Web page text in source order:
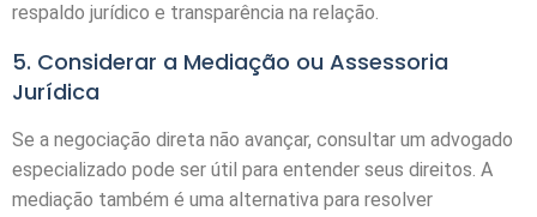
respaldo jurídico e transparência na relação.
5. Considerar a Mediação ou Assessoria
Jurídica
Se a negociação direta não avançar, consultar um advogado
especializado pode ser útil para entender seus direitos. A
mediação também é uma alternativa para resolver